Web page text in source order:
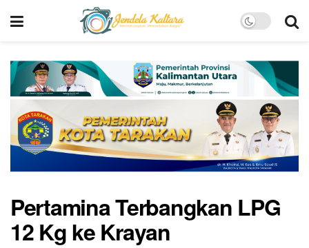
Pertamina Terbangkan LPG
12 Kg ke Krayan